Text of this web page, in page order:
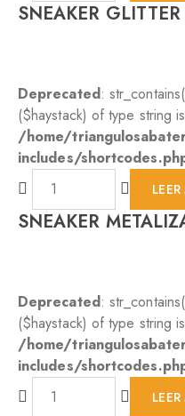
SNEAKER
Deprecated:
($haystack) of type string
/home/
includes/
SNEAKER
Deprecated:
($haystack) of type string
/home/
includes/